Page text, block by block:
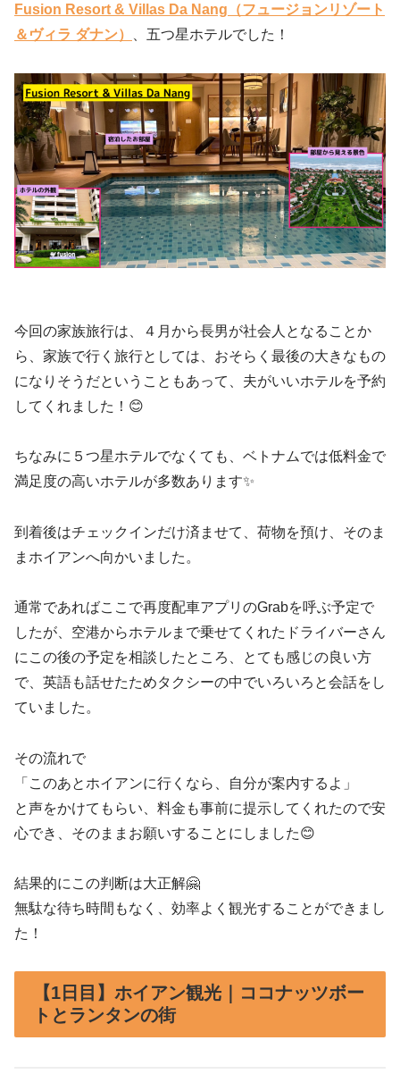
Fusion Resort & Villas Da Nang（フュージョンリゾート
＆ヴィラ ダナン）
、五つ星ホテルでした！
今回の家族旅行は、４月から長男が社会人となることか
ら、家族で行く旅行としては、おそらく最後の大きなもの
になりそうだということもあって、夫がいいホテルを予約
してくれました！😊
ちなみに５つ星ホテルでなくても、ベトナムでは低料金で
満足度の高いホテルが多数あります✨
到着後はチェックインだけ済ませて、荷物を預け、そのま
まホイアンへ向かいました。
通常であればここで再度配車アプリのGrabを呼ぶ予定で
したが、空港からホテルまで乗せてくれたドライバーさん
にこの後の予定を相談したところ、とても感じの良い方
で、英語も話せたためタクシーの中でいろいろと会話をし
ていました。
その流れで
「このあとホイアンに行くなら、自分が案内するよ」
と声をかけてもらい、料金も事前に提示してくれたので安
心でき、そのままお願いすることにしました😊
結果的にこの判断は大正解🤗
無駄な待ち時間もなく、効率よく観光することができまし
た！
【1日目】ホイアン観光｜ココナッツボー
トとランタンの街